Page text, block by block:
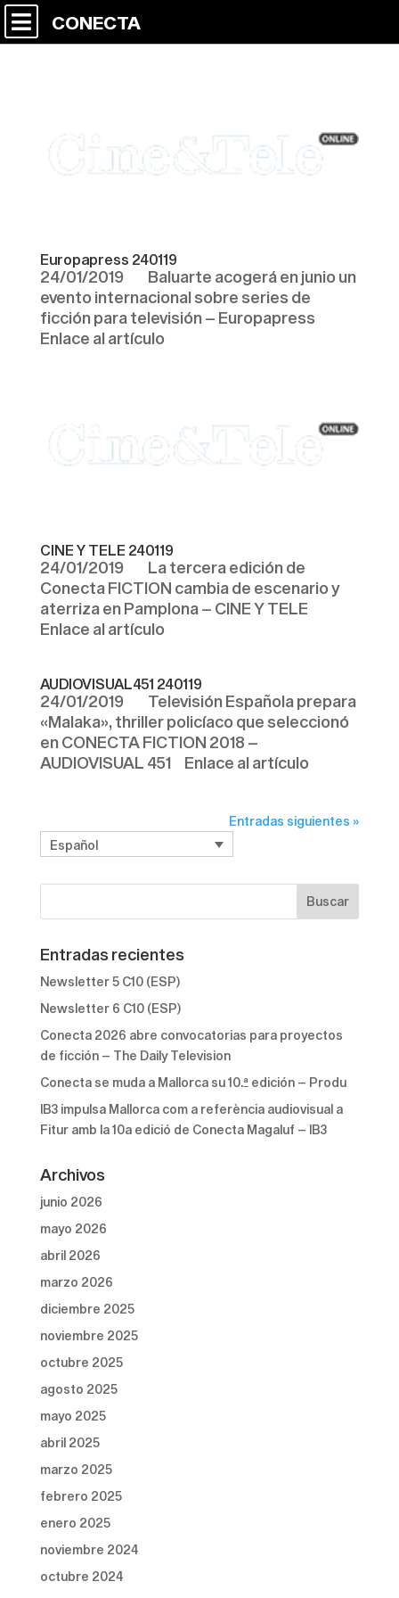
CONECTA
Europapress 240119
24/01/2019 Baluarte acogerá en junio un
evento internacional sobre series de
ficción para televisión – Europapress
Enlace al artículo
CINE Y TELE 240119
24/01/2019 La tercera edición de
Conecta FICTION cambia de escenario y
aterriza en Pamplona – CINE Y TELE
Enlace al artículo
AUDIOVISUAL451 240119
24/01/2019 Televisión Española prepara
«Malaka», thriller policíaco que seleccionó
en CONECTA FICTION 2018 –
AUDIOVISUAL 451 Enlace al artículo
Entradas siguientes »
Español
Entradas recientes
Newsletter 5 C10 (ESP)
Newsletter 6 C10 (ESP)
Conecta 2026 abre convocatorias para proyectos
de ficción – The Daily Television
Conecta se muda a Mallorca su 10.ª edición – Produ
IB3 impulsa Mallorca com a referència audiovisual a
Fitur amb la 10a edició de Conecta Magaluf – IB3
Archivos
junio 2026
mayo 2026
abril 2026
marzo 2026
diciembre 2025
noviembre 2025
octubre 2025
agosto 2025
mayo 2025
abril 2025
marzo 2025
febrero 2025
enero 2025
noviembre 2024
octubre 2024